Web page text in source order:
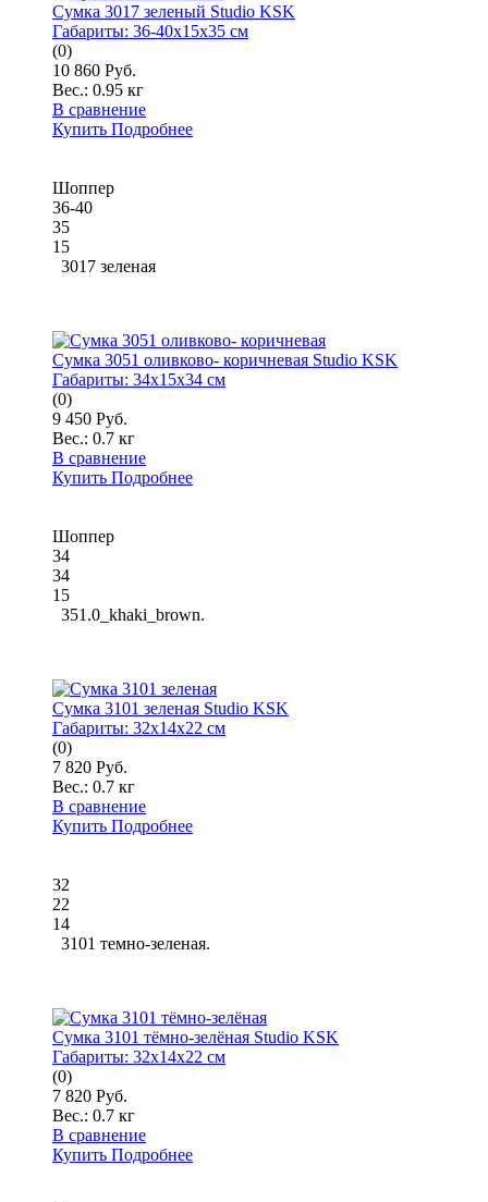
Сумка 3017 зеленый Studio KSK
Габариты: 36-40x15x35 см
(0)
10 860 Руб.
Вес.: 0.95 кг
В сравнение
Купить Подробнее
Шоппер
36-40
35
15
3017 зеленая
Сумка 3051 оливково- коричневая Studio KSK
Габариты: 34x15x34 см
(0)
9 450 Руб.
Вес.: 0.7 кг
В сравнение
Купить Подробнее
Шоппер
34
34
15
351.0_khaki_brown.
Сумка 3101 зеленая Studio KSK
Габариты: 32x14x22 см
(0)
7 820 Руб.
Вес.: 0.7 кг
В сравнение
Купить Подробнее
32
22
14
3101 темно-зеленая.
Сумка 3101 тёмно-зелёная Studio KSK
Габариты: 32x14x22 см
(0)
7 820 Руб.
Вес.: 0.7 кг
В сравнение
Купить Подробнее